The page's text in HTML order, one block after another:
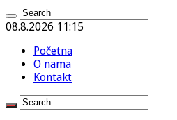
08.8.2026 11:15
Početna
O nama
Kontakt